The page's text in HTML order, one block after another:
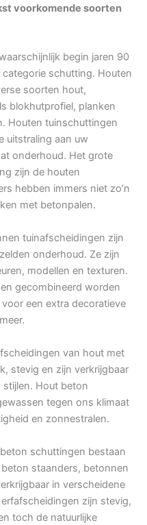
voorkomende soorten
begin jaren 90
schutting. Houten
soorten hout,
blokhutprofiel, planken
Houten tuinschuttingen
uitstraling aan uw
onderhoud. Het grote
zijn de houten
hebben immers niet zo’n
met betonpalen.
tuinafscheidingen zijn
onderhoud. Ze zijn
modellen en texturen.
gecombineerd worden
een extra decoratieve
van hout met
stevig en zijn verkrijgbaar
Hout beton
tegen ons klimaat
en zonnestralen.
schuttingen bestaan
staanders, betonnen
in verscheidene
zijn stevig,
toch de natuurlijke